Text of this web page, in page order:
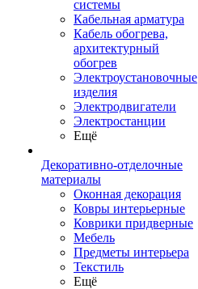
системы
Кабельная арматура
Кабель обогрева,
архитектурный
обогрев
Электроустановочные
изделия
Электродвигатели
Электростанции
Ещё
Декоративно-отделочные
материалы
Оконная декорация
Ковры интерьерные
Коврики придверные
Мебель
Предметы интерьера
Текстиль
Ещё